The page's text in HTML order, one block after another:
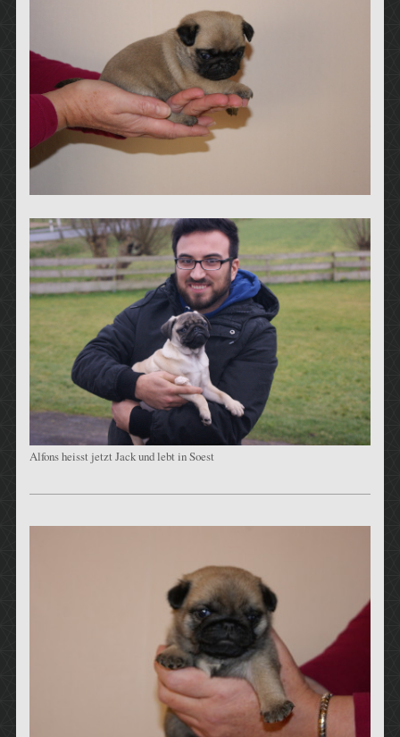
Alfons heisst jetzt Jack und lebt in Soest